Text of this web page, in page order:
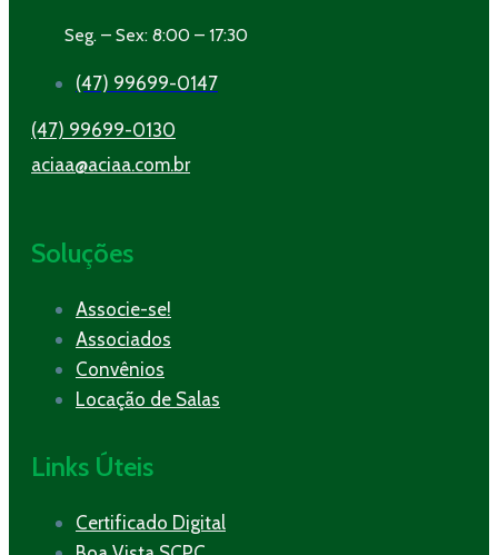
Seg. – Sex: 8:00 – 17:30
(47) 99699-0147
(47) 99699-0130
aciaa@aciaa.com.br
Soluções
Associe-se!
Associados
Convênios
Locação de Salas
Links Úteis
Certificado Digital